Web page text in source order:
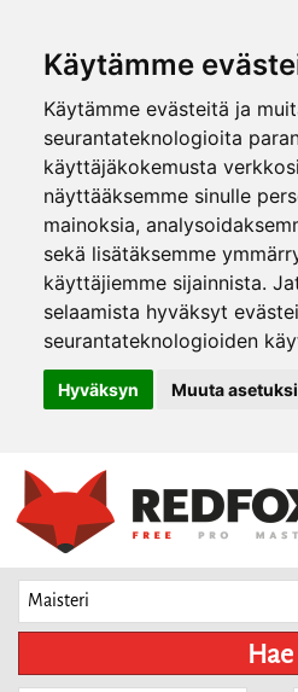
Käytämme
Käytämme evästeitä ja
seurantateknologioita
käyttäjäkokemusta
näyttääksemme sinulle
mainoksia,
sekä lisätäksemme
käyttäjiemme sijainnista.
selaamista hyväksyt
seurantateknologioiden
Hyväksyn Muuta
Hae